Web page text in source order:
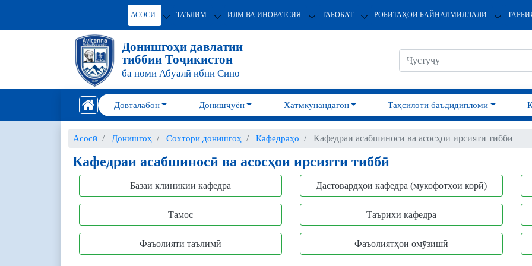
АСОСӢ ТАЪЛИМ ИЛМ ВА ИНОВАТСИЯ ТАБОБАТ РОБИТАҲОИ БАЙНАЛМИЛЛАЛӢ
Донишгоҳи давлатии
тиббии Тоҷикистон
ба номи Абӯалӣ ибни Сино
Довталабон Донишҷӯён Хатмкунандагон Таҳсилоти баъдидипломӣ
Асосӣ Донишгоҳ Сохтори донишгоҳ Кафедраҳо Кафедраи асабшиносӣ ва асосҳои ирсияти тиббӣ
Кафедраи асабшиносӣ ва асосҳои ирсияти тиббӣ
Базаи клиникии кафедра Дастовардҳои кафедра (мукофотҳои корӣ)
Тамос Таърихи кафедра
Фаъолияти таълимӣ Фаъолиятҳои омӯзишӣ